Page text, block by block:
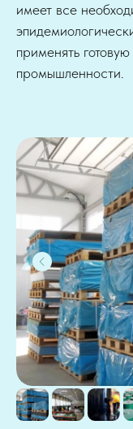
имеет все
применять
промышленности.